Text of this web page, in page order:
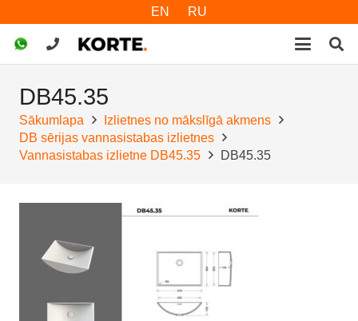
EN RU
DB45.35
Sākumlapa
Izlietnes no mākslīgā akmens
DB sērijas vannasistabas izlietnes
Vannasistabas izlietne DB45.35
DB45.35